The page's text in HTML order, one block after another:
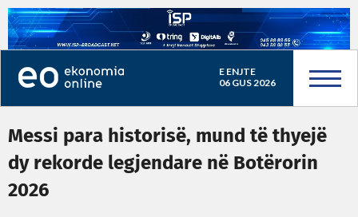
E ENJTE
06 GUS 2026
Messi para historisë, mund të thyejë
dy rekorde legjendare në Botërorin
2026